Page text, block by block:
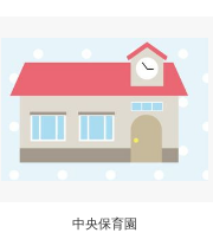
中央保育園